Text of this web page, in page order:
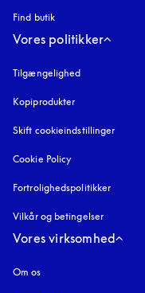
Find butik
Vores politikker
Tilgængelighed
Kopiprodukter
Skift cookieindstillinger
Cookie Policy
Fortrolighedspolitikker
Vilkår og betingelser
Vores virksomhed
Om os